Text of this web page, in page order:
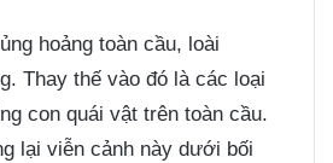
hoảng toàn cầu, loài
Thay thế vào đó là các loại
con quái vật trên toàn cầu.
lại viễn cảnh này dưới bối